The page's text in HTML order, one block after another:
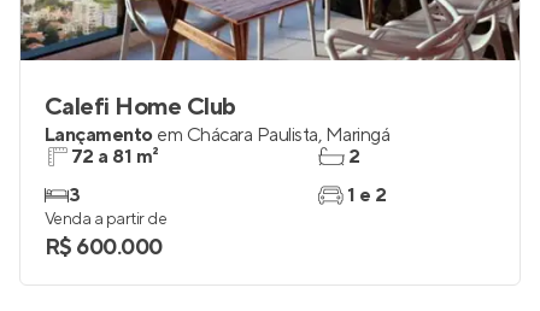
Calefi Home Club
Lançamento em Chácara Paulista, Maringá
72 a 81 m²
3
2
1 e 2
Venda a partir de
R$ 600.000